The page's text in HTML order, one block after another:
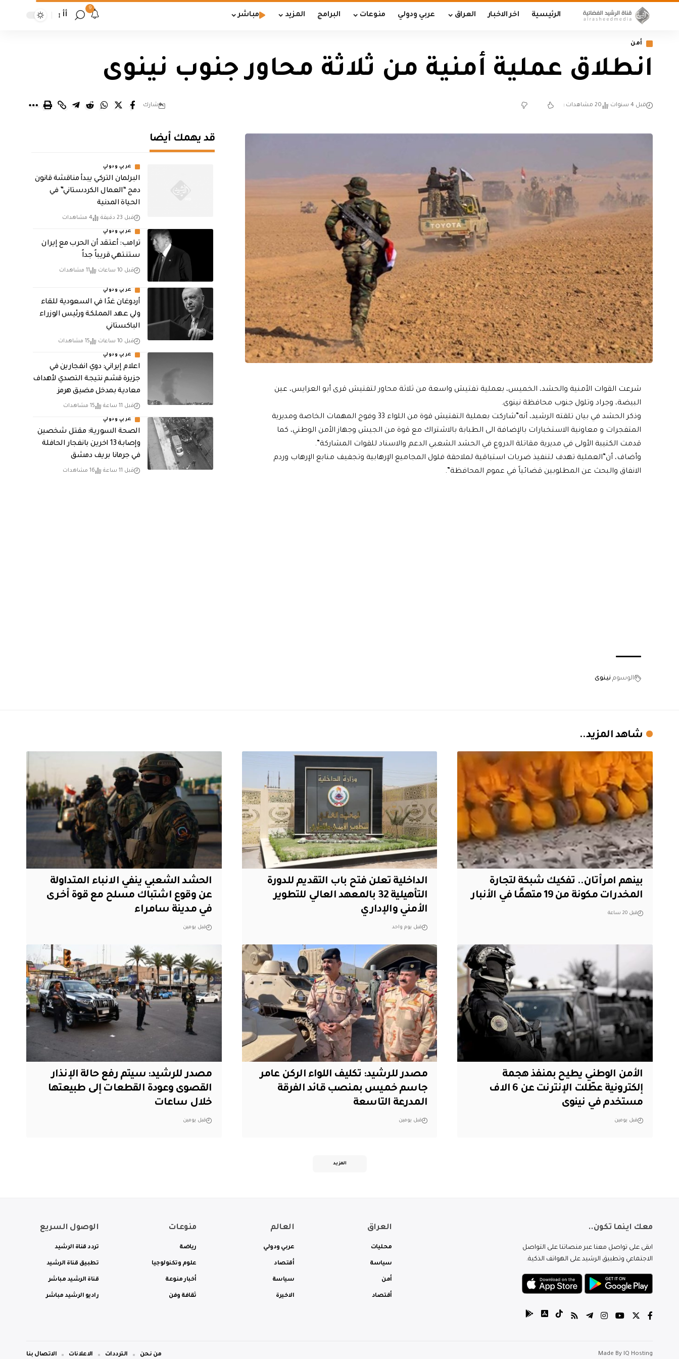
الرئيسية اخر الاخبار العراق عربي ودولي منوعات البرامج المزيد مباشر
9
أأ
أمن
انطلاق عملية أمنية من ثلاثة محاور جنوب نينوى
قبل 4 سنوات 20 مشاهدات شارك
شرعت القوات الأمنية والحشد، الخميس، بعملية تفتيش واسعة من ثلاثة محاور لتفتيش قرى أبو العرايس، عين
البيضة، وجراد وتلول جنوب محافظة نينوى.
وذكر الحشد في بيان تلقته الرشيد، أنه”شاركت بعملية التفتيش قوة من اللواء 33 وفوج المهمات الخاصة ومديرية
المتفجرات و معاونية الاستخبارات بالإضافة الى الطبابة بالاشتراك مع قوة من الجيش وجهاز الأمن الوطني، كما
قدمت الكتيبة الأولى في مديرية مقاتلة الدروع في الحشد الشعبي الدعم والاسناد للقوات المشاركة”.
وأضاف، أن”العملية تهدف لتنفيذ ضربات استباقية لملاحقة فلول المجاميع الإرهابية وتجفيف منابع الإرهاب وردم
الانفاق والبحث عن المطلوبين قضائياً في عموم المحافظة”.
الوسوم نينوى
قد يهمك أيضا
عربي ودولي
البرلمان التركي يبدأ مناقشة قانون
دمج “العمال الكردستاني” في
الحياة المدنية
قبل 23 دقيقة 4 مشاهدات
عربي ودولي
‏ترامب: أعتقد أن الحرب مع إيران
ستنتهي قريباً جداً
قبل 10 ساعات 11 مشاهدات
عربي ودولي
أردوغان غدًا في السعودية للقاء
ولي عهد المملكة ورئيس الوزراء
الباكستاني
قبل 10 ساعات 15 مشاهدات
عربي ودولي
اعلام إيراني: دوي انفجارين في
جزيرة قشم نتيجة التصدي لأهداف
معادية بمدخل مضيق هرمز
قبل 11 ساعة 15 مشاهدات
عربي ودولي
الصحة السورية: مقتل شخصين
وإصابة 13 اخرين بانفجار الحافلة
في جرمانا بريف دمشق
قبل 11 ساعة 16 مشاهدات
شاهد المزيد..
بينهم امرأتان.. تفكيك شبكة لتجارة
المخدرات مكونة من 19 متهمًا في الأنبار
قبل 20 ساعة
الداخلية تعلن فتح باب التقديم للدورة
التأهيلية 32 بالمعهد العالي للتطوير
الأمني والإداري
قبل يوم واحد
الحشد الشعبي ينفي الانباء المتداولة
عن وقوع اشتباك مسلح مع قوة أخرى
في مدينة سامراء
قبل يومين
الأمن الوطني يطيح بمنفذ هجمة
إلكترونية عطّلت الإنترنت عن 6 الاف
مستخدم في نينوى
قبل يومين
مصدر للرشيد: تكليف اللواء الركن عامر
جاسم خميس بمنصب قائد الفرقة
المدرعة التاسعة
قبل يومين
مصدر للرشيد: سيتم رفع حالة الإنذار
القصوى وعودة القطعات إلى طبيعتها
خلال ساعات
قبل يومين
المزيد
معك اينما تكون..
ابقى على تواصل معنا عبر منصاتنا على التواصل
الاجتماعي وتطبيق الرشيد على الهواتف الذكية.
العراق
محليات
سياسة
أمن
أقتصاد
العالم
عربي ودولي
أقتصاد
سياسة
الاخيرة
منوعات
رياضة
علوم وتكنولوجيا
أخبار منوعة
ثقافة وفن
الوصول السريع
تردد قناة الرشيد
تطبيق قناة الرشيد
قناة الرشيد مباشر
راديو الرشيد مباشر
Made By IQ Hosting من نحن الترددات الاعلانات الاتصال بنا